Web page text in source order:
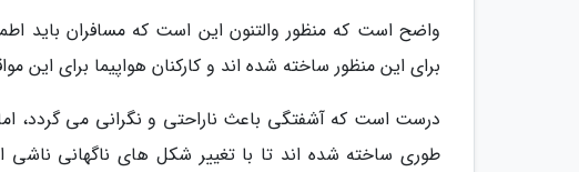
واضح است که منظور والتنون این است که مسافران باید
برای این منظور ساخته شده اند و کارکنان هواپیما برای این
درست است که آشفتگی باعث ناراحتی و نگرانی می گردد،
طوری ساخته شده اند تا با تغییر شکل های ناگهانی ناشی